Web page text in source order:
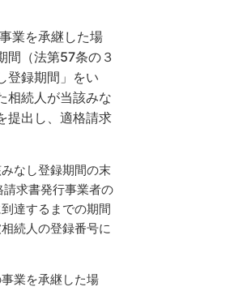
業を承継した場
間（法第57条の３
登録期間」をい
相続人が当該みな
提出し、適格請求
なし登録期間の末
求書発行事業者の
達するまでの期間
続人の登録番号に
業を承継した場